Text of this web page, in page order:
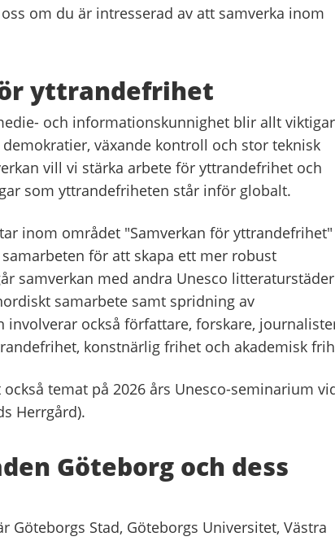
om du är intresserad av att samverka inom
yttrandefrihet
och informationskunnighet blir allt
växande kontroll och stor teknisk
vill vi stärka arbete för yttrandefrihet och
som yttrandefriheten står inför globalt.
inom området "Samverkan för yttrandefrihet"
för att skapa ett mer robust
samverkan med andra Unesco litteraturstäder
samarbete samt spridning av
involverar också författare, forskare,
konstnärlig frihet och akademisk
temat på 2026 års Unesco-seminarium
Herrgård).
Göteborg och dess
Göteborgs Stad, Göteborgs Universitet, Västra